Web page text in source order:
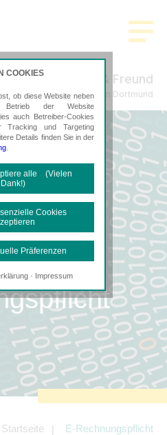
Klimeck, Richter & Freund
Steuerberatung in Dortmund
Startseite E-Rechnungspflicht
COOKIES
ob diese Website neben
Betrieb der Website
auch Betreiber-Cookies
Tracking und Targeting
Details finden Sie in der
alle (Vielen
Dank!)
Cookies
Präferenzen
Cookies
sind erforderlich, um die
Funktionalität der Website
Targeting-Cookies
sind erforderlich, um
auf Ihre Bedürfnisse hin
Hierzu gehört eine
Gestaltung und
Verbesserung unseres
einschließlich der
von z.B. Facebook und
· Impressum